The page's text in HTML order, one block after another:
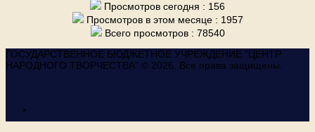
Просмотров сегодня : 156
Просмотров в этом месяце : 1957
Всего просмотров : 78540
ГОСУДАРСТВЕННОЕ БЮДЖЕТНОЕ УЧРЕЖДЕНИЕ "ЦЕНТР
НАРОДНОГО ТВОРЧЕСТВА" © 2026. Все права защищены.